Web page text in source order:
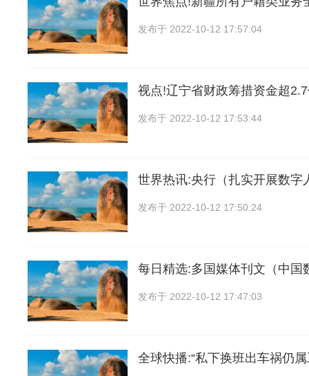
发布于 2022-10-12 17:57:04
视点!辽宁省财政筹措资金超
发布于 2022-10-12 17:53:44
世界热讯:央行（扎实开展数字
发布于 2022-10-12 17:50:24
每日精选:多国媒体刊文（中国
发布于 2022-10-12 17:47:03
全球快播:“私下换班出车祸仍属